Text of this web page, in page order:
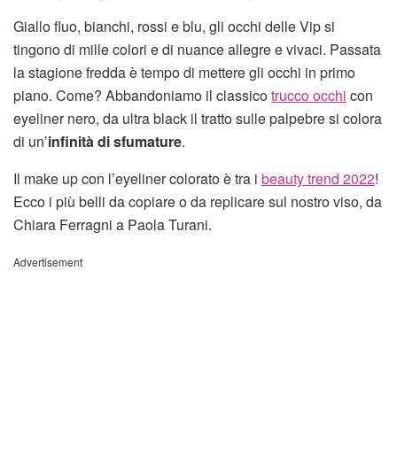
Giallo fluo, bianchi, rossi e blu, gli occhi delle Vip si
tingono di mille colori e di nuance allegre e vivaci. Passata
la stagione fredda è tempo di mettere gli occhi in primo
piano. Come? Abbandoniamo il classicotrucco occhi con
eyeliner nero, da ultra black il tratto sulle palpebre si colora
di un’infinità di sfumature.
Il make up con l’eyeliner colorato è tra i beauty trend 2022!
Ecco i più belli da copiare o da replicare sul nostro viso, da
Chiara Ferragni a Paola Turani.
Advertisement